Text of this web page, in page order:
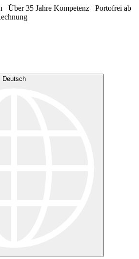
Über 35 Jahre Kompetenz
Portofrei ab
Deutsch